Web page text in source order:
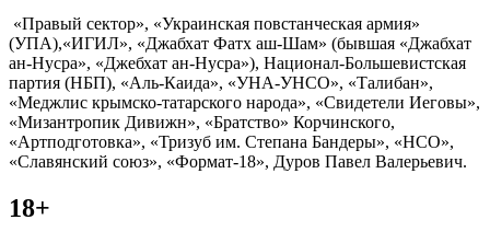
«Правый сектор», «Украинская повстанческая армия»
(УПА),«ИГИЛ», «Джабхат Фатх аш-Шам» (бывшая «Джабхат
ан-Нусра», «Джебхат ан-Нусра»), Национал-Большевистская
партия (НБП), «Аль-Каида», «УНА-УНСО», «Талибан»,
«Меджлис крымско-татарского народа», «Свидетели Иеговы»,
«Мизантропик Дивижн», «Братство» Корчинского,
«Артподготовка», «Тризуб им. Степана Бандеры», «НСО»,
«Славянский союз», «Формат-18», Дуров Павел Валерьевич.
18+